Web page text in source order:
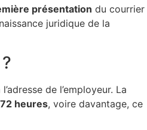
présentation du courrier
juridique de la
de l’employeur. La
heures, voire davantage, ce